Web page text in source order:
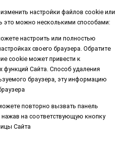
настройки файлов cookie или
это можно несколькими способами:
настроить или полностью
своего браузера. Обратите
cookie может привести к
Сайта. Способ удаления
браузера, эту информацию
повторно вызвать панель
на соответствующую кнопку
Сайта